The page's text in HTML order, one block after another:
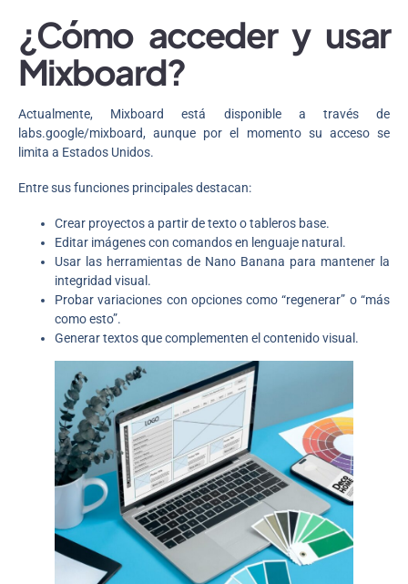
¿Cómo acceder y usar
Mixboard?
Actualmente, Mixboard está disponible a través de
labs.google/mixboard, aunque por el momento su acceso se
limita a Estados Unidos.
Entre sus funciones principales destacan:
Crear proyectos a partir de texto o tableros base.
Editar imágenes con comandos en lenguaje natural.
Usar las herramientas de Nano Banana para mantener la
integridad visual.
Probar variaciones con opciones como “regenerar” o “más
como esto”.
Generar textos que complementen el contenido visual.